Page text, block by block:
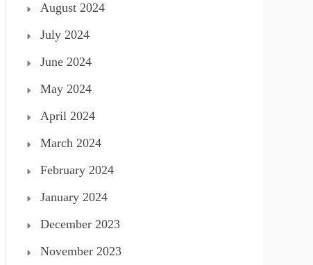
August 2024
July 2024
June 2024
May 2024
April 2024
March 2024
February 2024
January 2024
December 2023
November 2023